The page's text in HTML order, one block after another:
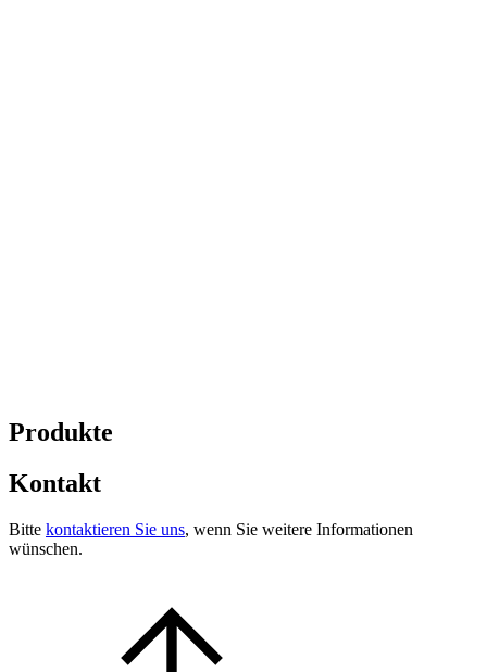
Produkte
Kontakt
Bitte kontaktieren Sie uns, wenn Sie weitere Informationen
wünschen.